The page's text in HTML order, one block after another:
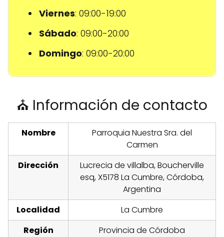
Viernes: 09:00-19:00
Sábado: 09:00-20:00
Domingo: 09:00-20:00
⛪ Información de contacto
Nombre
Parroquia Nuestra Sra. del
Carmen
Dirección
Lucrecia de villalba, Boucherville
esq, X5178 La Cumbre, Córdoba,
Argentina
Localidad
La Cumbre
Región
Provincia de Córdoba